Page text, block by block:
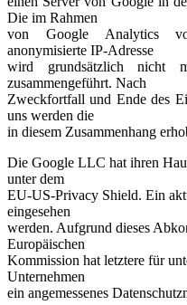
Die im Rahmen
von Google Analytics
anonymisierte IP-Adresse
wird grundsätzlich nicht
zusammengeführt. Nach
Zweckfortfall und Ende des
uns werden die
in diesem Zusammenhang
Die Google LLC hat ihren
unter dem
EU-US-Privacy Shield. Ein
eingesehen
werden. Aufgrund dieses
Europäischen
Kommission hat letztere für
Unternehmen
ein angemessenes